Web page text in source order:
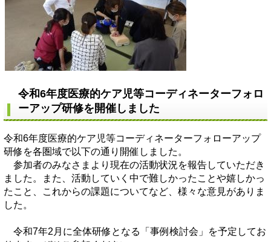
令和6年度医療的ケア児等コーディネーターフォロ
ーアップ研修を開催しました
令和6年度医療的ケア児等コーディネーターフォローアップ
研修を各圏域で以下の通り開催しました。
参加者のみなさまより現在の活動状況を報告していただき
ました。また、活動していく中で難しかったことや嬉しかっ
たこと、これからの課題についてなど、様々な意見がありま
した。
令和7年2月に全体研修となる「事例検討会」を予定してお